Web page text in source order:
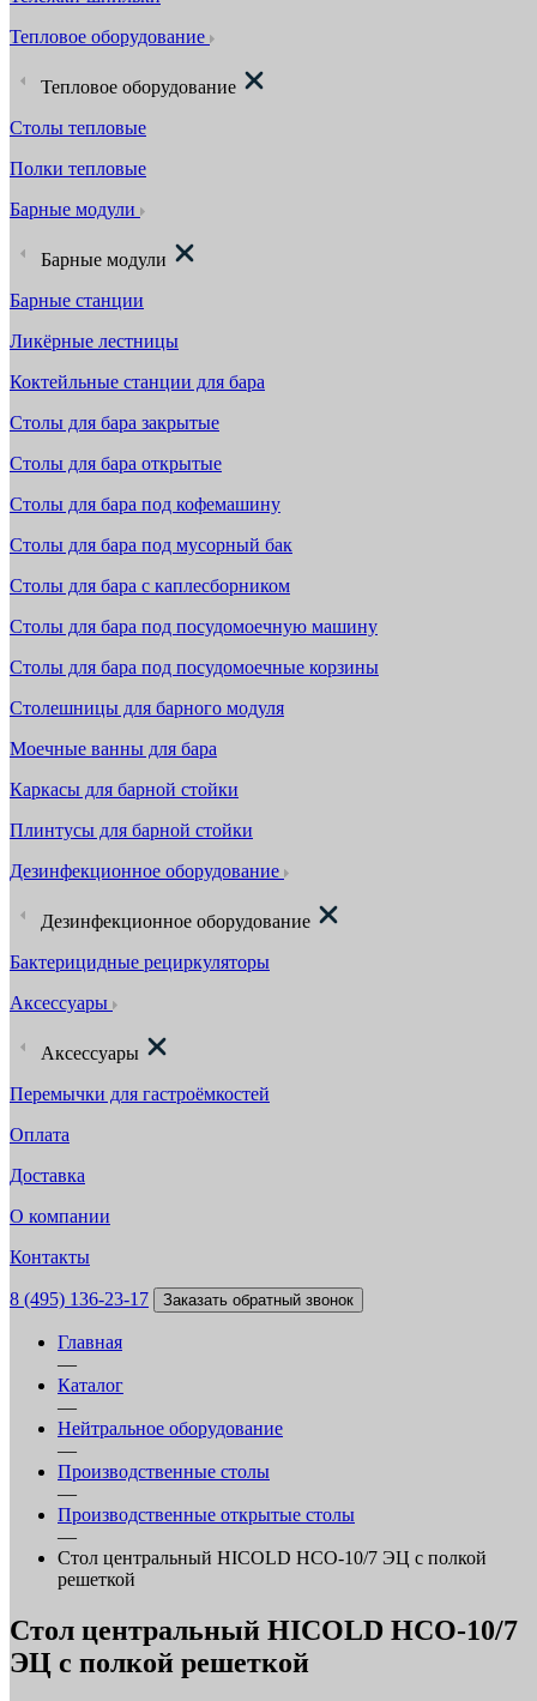
Тепловое оборудование
Тепловое оборудование
Столы тепловые
Полки тепловые
Барные модули
Барные модули
Барные станции
Ликёрные лестницы
Коктейльные станции для бара
Столы для бара закрытые
Столы для бара открытые
Столы для бара под кофемашину
Столы для бара под мусорный бак
Столы для бара с каплесборником
Столы для бара под посудомоечную машину
Столы для бара под посудомоечные корзины
Столешницы для барного модуля
Моечные ванны для бара
Каркасы для барной стойки
Плинтусы для барной стойки
Дезинфекционное оборудование
Дезинфекционное оборудование
Бактерицидные рециркуляторы
Аксессуары
Аксессуары
Перемычки для гастроёмкостей
Оплата
Доставка
О компании
Контакты
8 (495) 136-23-17 Заказать обратный звонок
Главная
—
Каталог
—
Нейтральное оборудование
—
Производственные столы
—
Производственные открытые столы
—
Стол центральный HICOLD НСО-10/7 ЭЦ с полкой
решеткой
Стол центральный HICOLD НСО-10/7
ЭЦ с полкой решеткой